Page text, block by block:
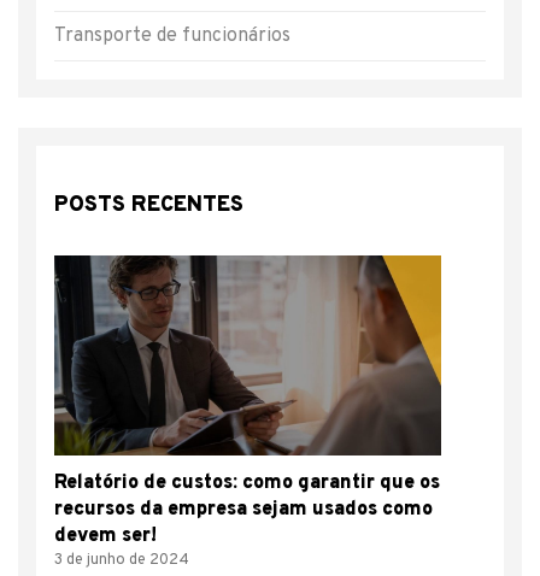
Transporte de funcionários
POSTS RECENTES
Relatório de custos: como garantir que os
recursos da empresa sejam usados como
devem ser!
3 de junho de 2024